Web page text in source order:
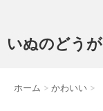
いぬのどうが
ホーム > かわいい >